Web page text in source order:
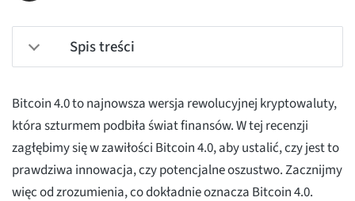
Spis treści
Bitcoin 4.0 to najnowsza wersja rewolucyjnej kryptowaluty,
która szturmem podbiła świat finansów. W tej recenzji
zagłębimy się w zawiłości Bitcoin 4.0, aby ustalić, czy jest to
prawdziwa innowacja, czy potencjalne oszustwo. Zacznijmy
więc od zrozumienia, co dokładnie oznacza Bitcoin 4.0.